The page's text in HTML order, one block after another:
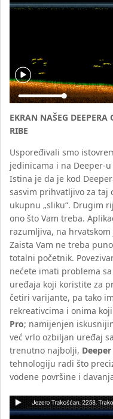
EKRAN NAŠEG
RIBE
Uspoređivali smo
jedinicama i na Deeper-
Istina je da je kod
sasvim prihvatljivo za taj
ukupnu „sliku“. Drugim
ono što Vam treba.
razumljiva, na
Zaista Vam ne treba
totalni početnik.
nećete imati problema
uređaja koji koristite za
četiri varijante, pa tako
rekreativcima i onima
Pro; namijenjen
već vrlo ozbiljan uređaj
trenutno najbolji,
tehnologiju radi što
vodene površine i